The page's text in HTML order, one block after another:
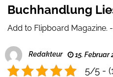
Buchhandlung
Add to Flipboard Magazine. -
Redakteur 15. Februar
5/5 -